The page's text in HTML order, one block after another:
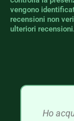
vengono
recensioni non
ulteriori recensioni.
Ho